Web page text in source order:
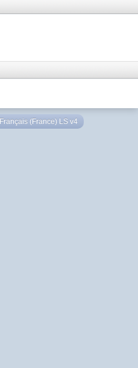
Français (France) LS v4